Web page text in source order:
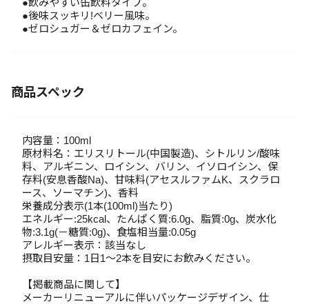
●飲みやすい缶飲料タイプ。
●後味スッキリ!ベリー風味。
●ゼロシュガー＆ゼロカフェイン。
商品スペック
内容量：100ml
原材料名：エリスリトール(中国製造)、シトルリン/酸味
料、アルギニン、ロイシン、バリン、イソロイシン、保
存料(安息香酸Na)、甘味料(アセスルファムK、スクラロ
ース、ソーマチン)、香料
栄養成分表示(1本(100ml)当たり)
エネルギー:25kcal、たんぱく質:6.0g、脂質:0g、炭水化
物:3.1g(－糖質:0g)、食塩相当量:0.05g
アレルギー表示：該当なし
摂取目安量：1日1～2本を目安にお飲みください。
【掲載商品に関して】
メーカーリニューアルに伴いパッケージデザイン、仕